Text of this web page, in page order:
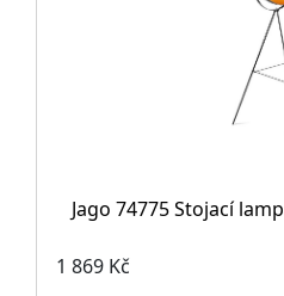
Jago 74775 Stojací
1 869 Kč